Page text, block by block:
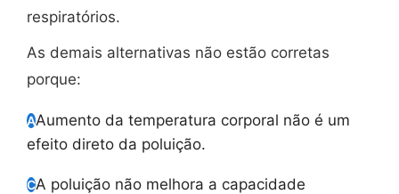
respiratórios.
As demais alternativas não estão corretas
porque:
AAumento da temperatura corporal não é um
efeito direto da poluição.
CA poluição não melhora a capacidade